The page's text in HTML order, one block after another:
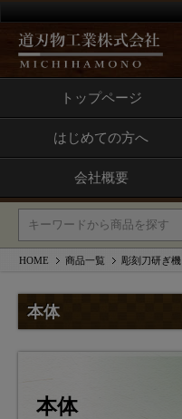
トップページ
はじめての方へ
会社概要
HOME 商品一覧 彫刻刀研ぎ機
本体
本体